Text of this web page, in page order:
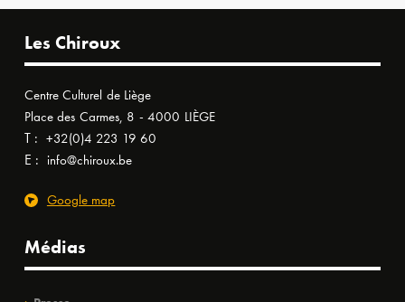
Les Chiroux
Centre Culturel de Liège
Place des Carmes, 8 - 4000 LIÈGE
T : +32(0)4 223 19 60
E : info@chiroux.be
Google map
Médias